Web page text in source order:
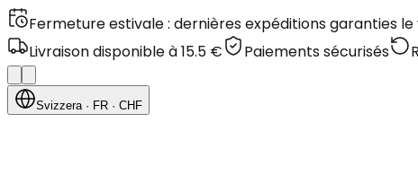
Fermeture estivale : dernières expéditions garanties
Livraison disponible à 15.5 €
Paiements sécurisés
Svizzera· FR · CHF